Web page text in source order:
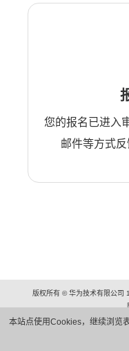
本站点使用Cookies，继续浏览
您的报名已进入
邮件等方式反
版权所有 © 华为技术有限公司